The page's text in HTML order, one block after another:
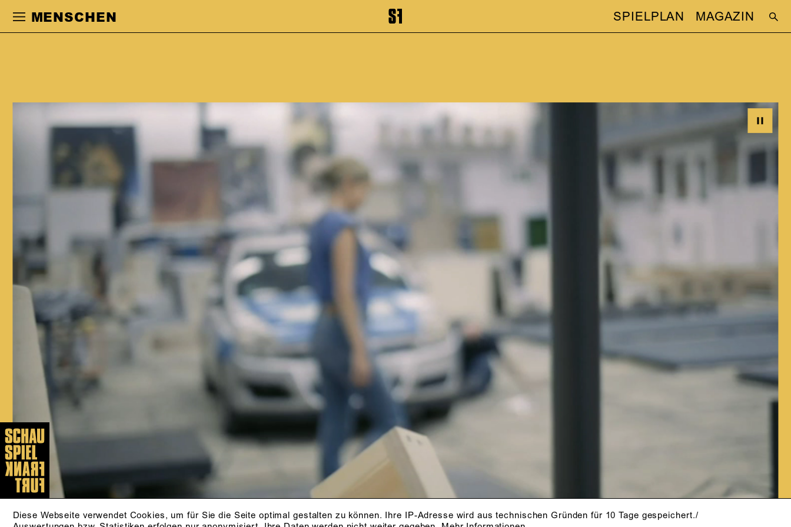
Zur Hauptnavigation springen Zum Footer springen
MENSCHEN SPIELPLAN MAGAZIN
Diese Webseite verwendet Cookies, um für Sie die Seite optimal gestalten zu können. Ihre IP-Adresse wird aus technischen Gründen für 10 Tage gespeichert./
sie an Häuser in Frankfurt, Berlin, Köln
und Düsseldorf, wo sie mit
Baumgarten, Herbert Fritsch, Nicolas
Stemann, Nele Stuhler und Jan
Christian Weise, Kay Voges, Miloš
Timofej Kuljabin, Christian Friedel, Jan
Bosse, Johanna Wehner und Luise
In der Spielzeit 2002/2003 wurde sie
als »Beste Nachwuchsschauspielerin«
in der Zeitschrift »Theater heute«
nominiert. 2006 erhielt sie den
Publikumspreis in Bad Hersfeld, 2015
am Düsseldorfer Schauspielhaus. Mit
der Spielzeit 2017/18 kam sie als
Schauspiel Frankfurt. Anna Kubin
wurde für ihre Darstellung als Hedda
Gabler in der Regie von Mateja
Koležnik in »Theater heute« 2022 als
beste Schauspielerin nominiert.
Außerdem wirkt sie regelmäßig bei
Film- und Fernsehproduktionen mit und
ist als Sprecherin beim Hörfunk tätig.
AKTUELLE STÜCKE
KLEINER MANN - WAS